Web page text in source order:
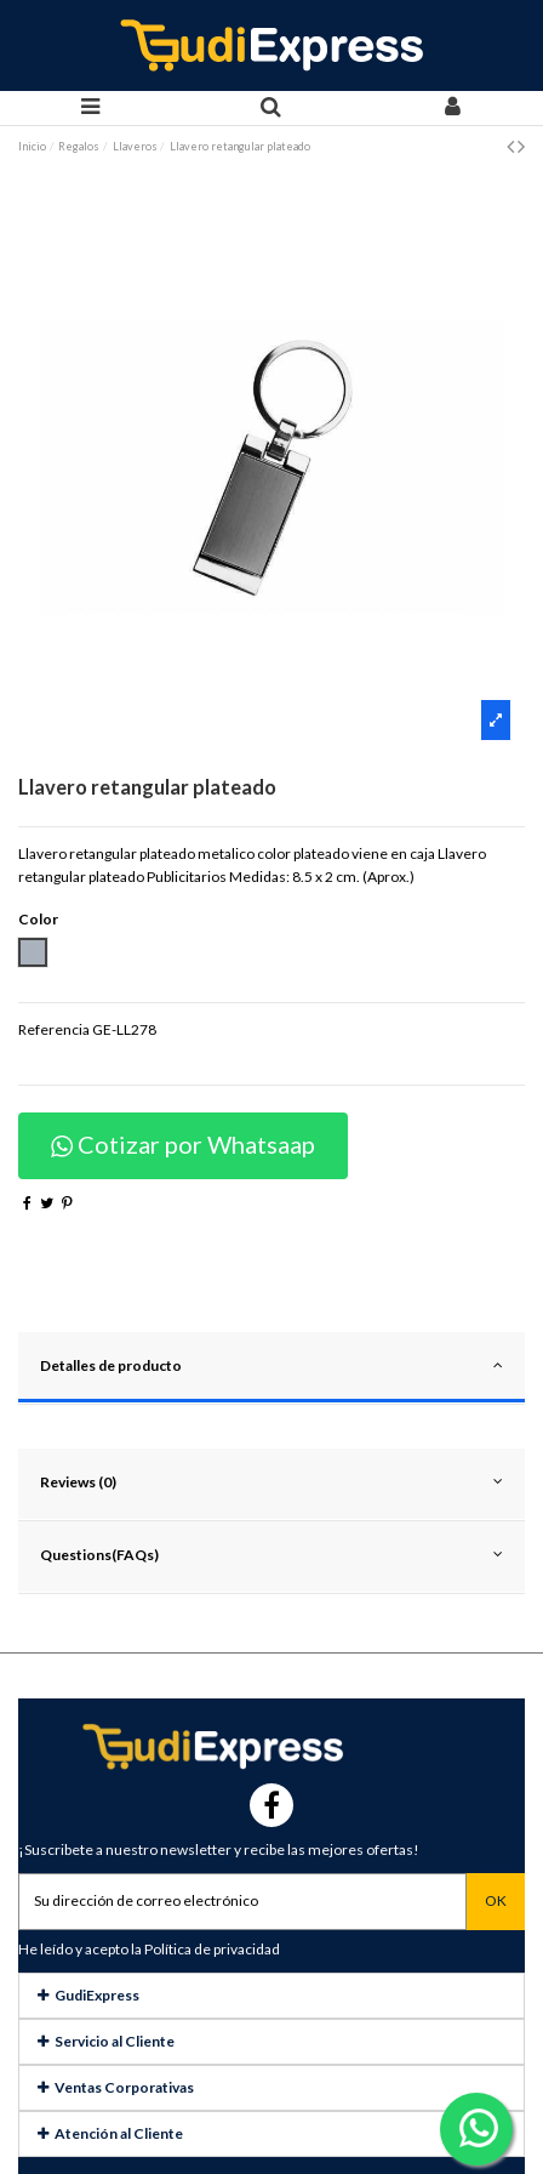
Inicio Regalos Llaveros Llavero retangular plateado
Llavero retangular plateado
Llavero retangular plateado metalico color plateado viene en caja Llavero
retangular plateado Publicitarios Medidas: 8.5 x 2 cm. (Aprox.)
Color
Referencia GE-LL278
Cotizar por Whatsaap
Detalles de producto
Reviews (0)
Questions(FAQs)
¡Suscribete a nuestro newsletter y recibe las mejores ofertas!
He leído y acepto la Política de privacidad
GudiExpress
Servicio al Cliente
Ventas Corporativas
Atención al Cliente